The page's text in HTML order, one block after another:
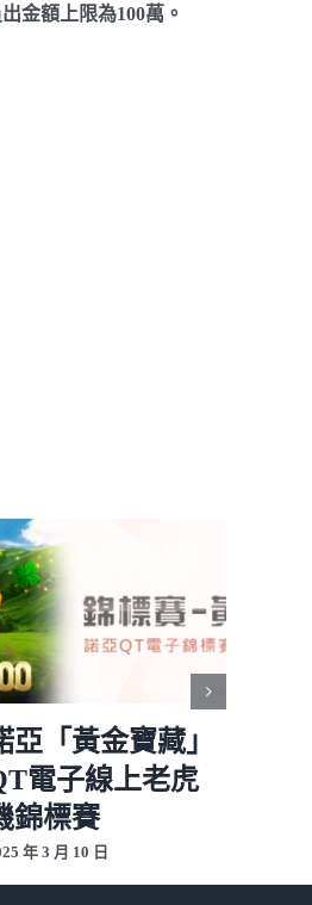
金額上限為100萬。
亞「黃金寶藏」
電子線上老虎
錦標賽
年 3 月 10 日